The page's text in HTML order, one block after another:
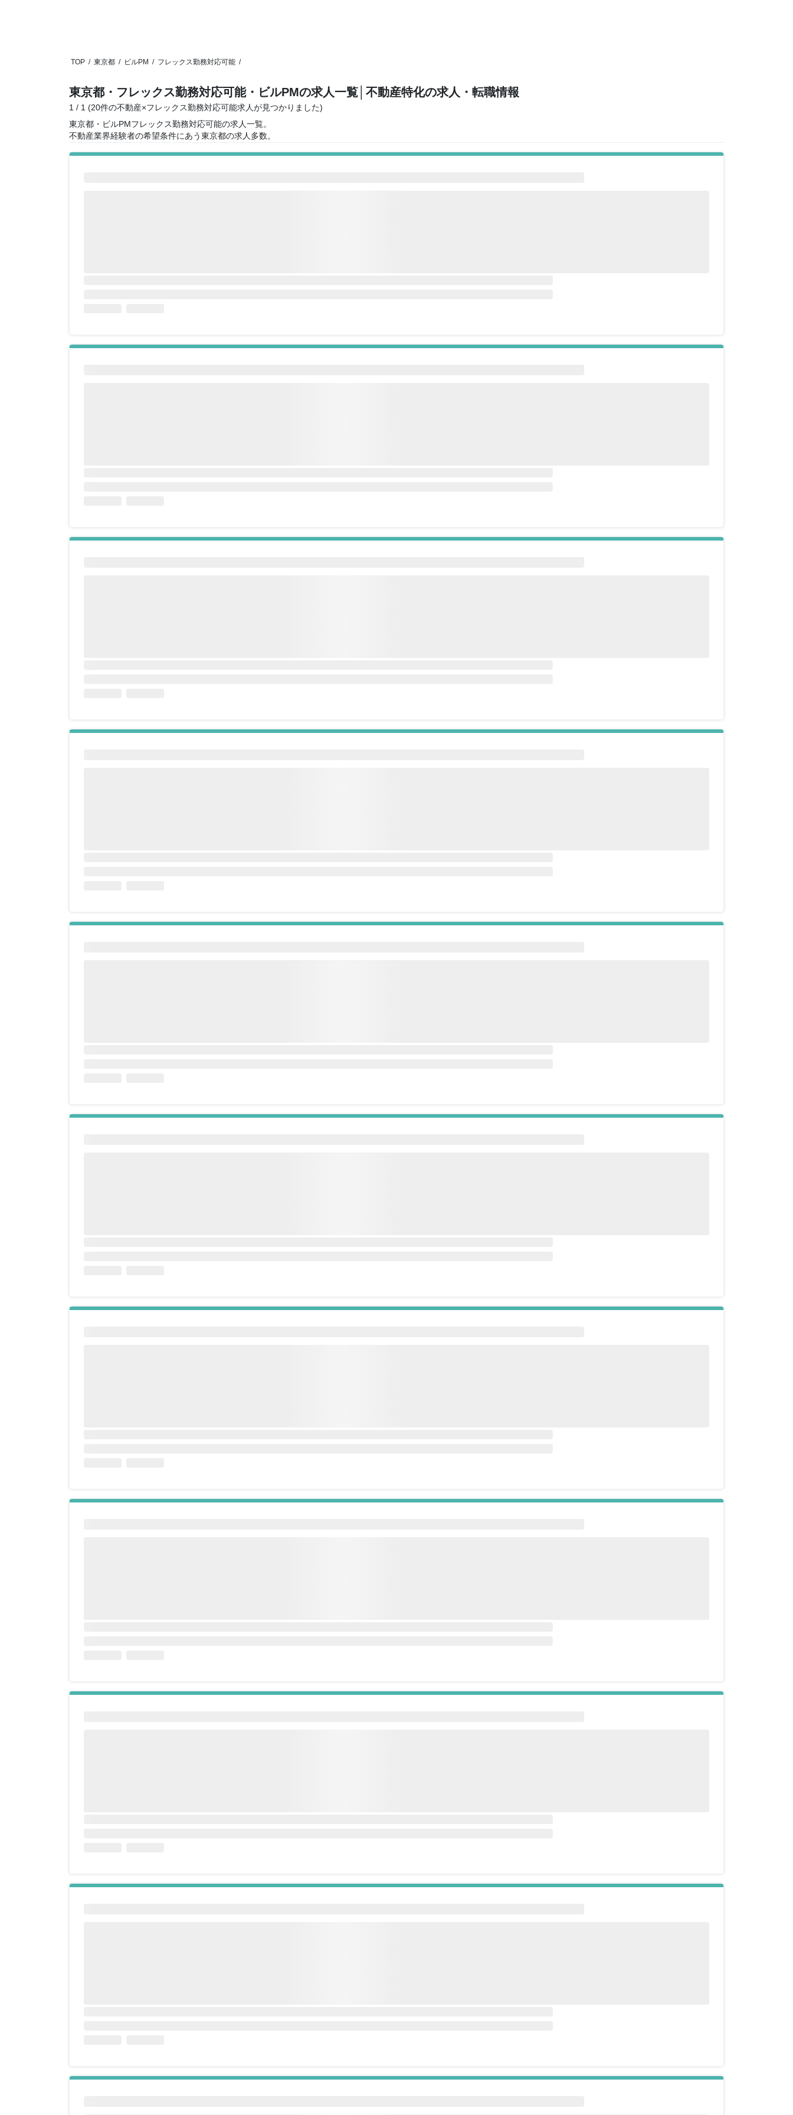
TOP / 東京都 / ビルPM / フレックス勤務対応可能 /
東京都・フレックス勤務対応可能・ビルPMの求人一覧 │不動産特化の求人・転職情報
1 / 1 (20件の不動産×フレックス勤務対応可能求人が見つかりました)
東京都・ビルPMフレックス勤務対応可能の求人一覧。
不動産業界経験者の希望条件にあう東京都の求人多数。